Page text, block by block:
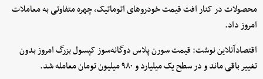
محصولات در کنار افت قیمت خودروهای اتوماتیک، چهره متفاوتی به معاملات
امروز داد.
اقتصادآنلاین نوشت: قیمت سورن پلاس دوگانه‌سوز کپسول بزرگ امروز بدون
تغییر باقی ماند و در سطح یک میلیارد و ۹۸۰ میلیون تومان معامله شد.